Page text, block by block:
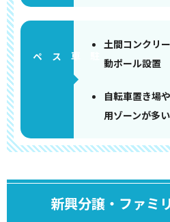
土間コンクリ
動ポール設置
自転車置き場
用ゾーンが多い
新興分譲・ファミ